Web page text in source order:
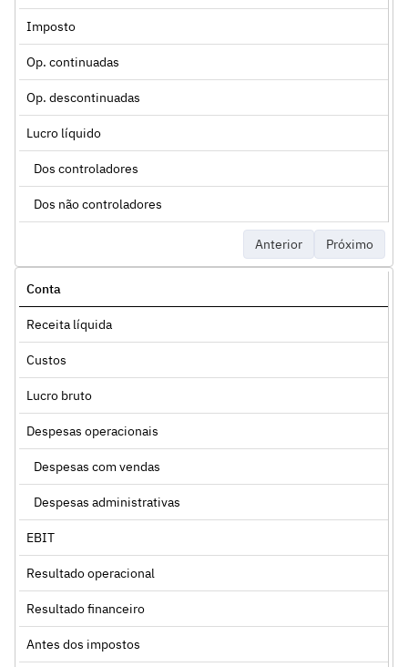
Imposto
Op. continuadas
Op. descontinuadas
Lucro líquido
Dos controladores
Dos não controladores
Anterior Próximo
Conta
Receita líquida
Custos
Lucro bruto
Despesas operacionais
Despesas com vendas
Despesas administrativas
EBIT
Resultado operacional
Resultado financeiro
Antes dos impostos